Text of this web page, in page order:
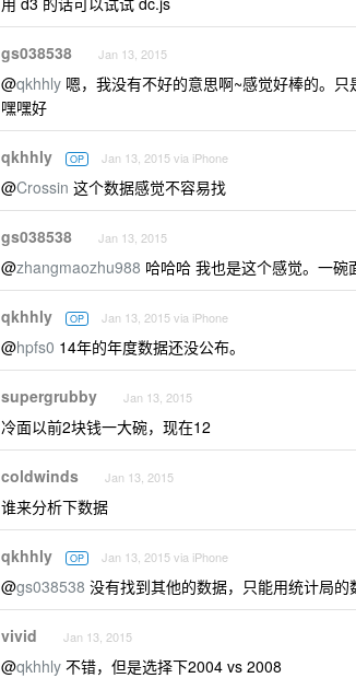
gs038538 Jan 13, 2015
@qkhhly 嗯，我没有不好的意思啊~感觉好棒的。
嘿嘿好
qkhhly OP Jan 13, 2015 via iPhone
@Crossin 这个数据感觉不容易找
gs038538 Jan 13, 2015
@zhangmaozhu988 哈哈哈 我也是这个感觉。一碗
qkhhly OP Jan 13, 2015 via iPhone
@hpfs0 14年的年度数据还没公布。
supergrubby Jan 13, 2015
冷面以前2块钱一大碗，现在12
coldwinds Jan 13, 2015
谁来分析下数据
qkhhly OP Jan 13, 2015 via iPhone
@gs038538 没有找到其他的数据，只能用统计局的
vivid Jan 13, 2015
@qkhhly 不错，但是选择下2004 vs 2008